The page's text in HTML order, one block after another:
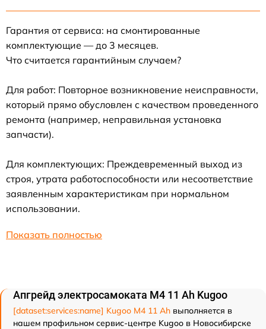
Гарантия от сервиса: на смонтированные
комплектующие — до 3 месяцев.
Что считается гарантийным случаем?
Для работ: Повторное возникновение неисправности,
который прямо обусловлен с качеством проведенного
ремонта (например, неправильная установка
запчасти).
Для комплектующих: Преждевременный выход из
строя, утрата работоспособности или несоответствие
заявленным характеристикам при нормальном
использовании.
Показать полностью
Апгрейд электросамоката M4 11 Ah Kugoo
[dataset:services:name] Kugoo M4 11 Ah выполняется в
нашем профильном сервис-центре Kugoo в Новосибирске